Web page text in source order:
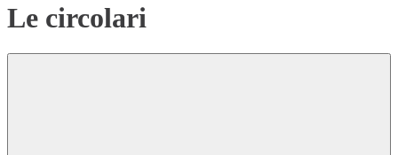
Le circolari